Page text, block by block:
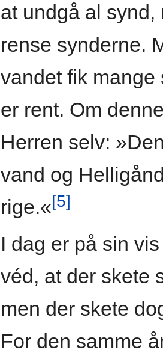
at undgå al
rense synderne.
vandet fik
er rent. Om
Herren selv:
vand og
rige.«[5]
I dag er på sin
véd, at der skete
men der skete
For den samme